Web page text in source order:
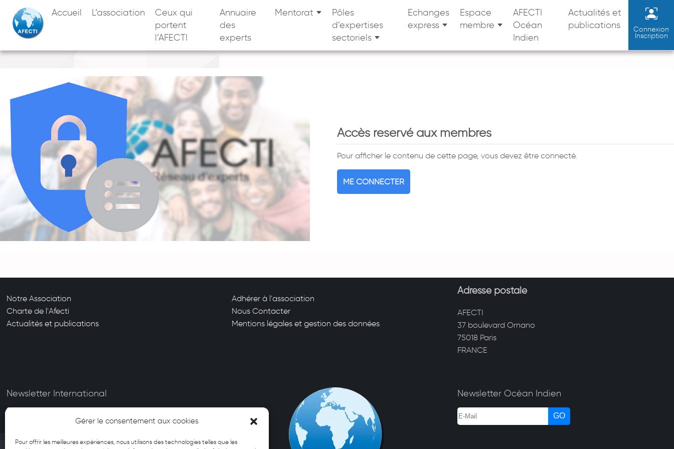
Gérer le consentement aux cookies
Pour offrir les meilleures expériences, nous utilisons des technologies telles que les
Accueil L’association
Ceux qui
portent
l’AFECTI
Annuaire
des
experts
Mentorat
Pôles
d’expertises
sectoriels
Echanges
express
Espace
membre
AFECTI
Océan
Indien
Actualités et
publications
Connexion
Inscription
Accès reservé aux membres
Pour afficher le contenu de cette page, vous devez être connecté.
ME CONNECTER
Notre Association
Charte de l'Afecti
Actualités et publications
Adhérer à l'association
Nous Contacter
Mentions légales et gestion des données
Adresse postale
AFECTI
37 boulevard Ornano
75018 Paris
FRANCE
Newsletter International Newsletter Océan Indien